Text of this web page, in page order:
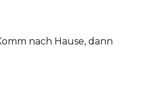
nach Hause, dann